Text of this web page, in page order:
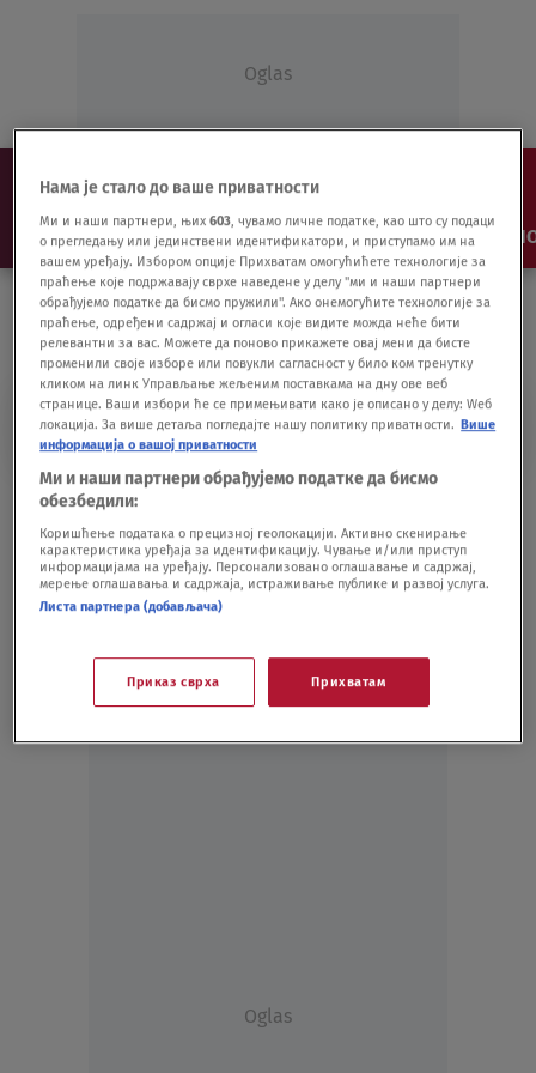
Oglas
NAJNOVIJE VESTI SHOW SPORT VIDEO
OPSEDNUT
da budem najbolji
FUDBAL21.07.20.
Oglas
Нама је стало до ваше приватности
Ми и наши партнери, њих603, чувамо личне податке, као што су подаци
о прегледању или јединствени идентификатори, и приступамо им на
вашем уређају. Избором опције Прихватам омогућићете технологије за
праћење које подржавају сврхе наведене у делу "ми и наши партнери
обрађујемо податке да бисмо пружили". Ако онемогућите технологије за
праћење, одређени садржај и огласи које видите можда неће бити
релевантни за вас. Можете да поново прикажете овај мени да бисте
променили своје изборе или повукли сагласност у било ком тренутку
кликом на линк Управљање жељеним поставкама на дну ове веб
странице. Ваши избори ће се примењивати како је описано у делу: Wеб
локација. За више детаља погледајте нашу политику приватности. Више
информација о вашој приватности
Ми и наши партнери обрађујемо податке да бисмо
обезбедили:
Коришћење података о прецизној геолокацији. Активно скенирање
карактеристика уређаја за идентификацију. Чување и/или приступ
информацијама на уређају. Персонализовано оглашавање и садржај,
мерење оглашавања и садржаја, истраживање публике и развој услуга.
Листа партнера (добављача)
Приказ сврха Прихватам